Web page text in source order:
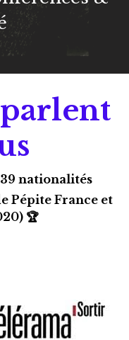
nationalités
Pépite France et
🏆